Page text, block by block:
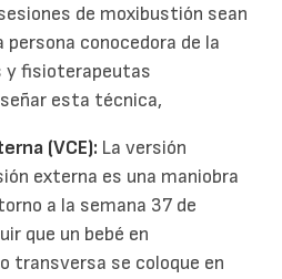
de moxibustión sean
persona conocedora de la
y fisioterapeutas
esta técnica,
(VCE): La versión
externa es una maniobra
a la semana 37 de
que un bebé en
transversa se coloque en